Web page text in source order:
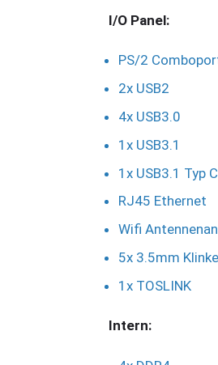
I/O Panel:
PS/2
2x USB2
4x USB3.0
1x USB3.1
1x USB3.1 Typ C
RJ45 Ethernet
Wifi
5x 3.5mm
1x TOSLINK
Intern: